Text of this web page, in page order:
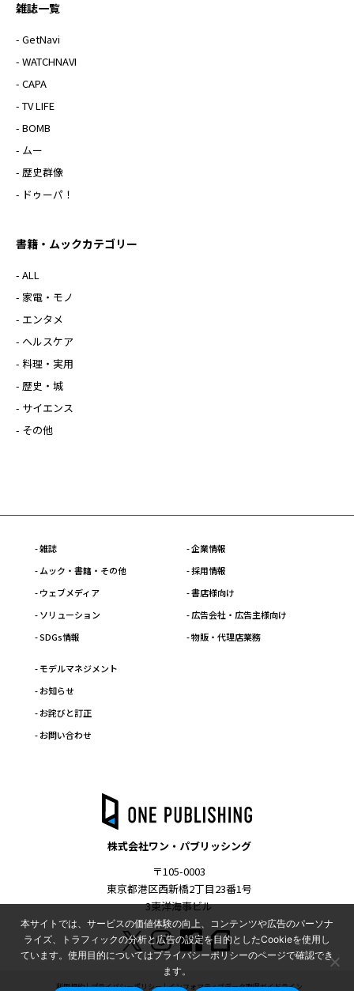
雑誌一覧
- GetNavi
- WATCHNAVI
- CAPA
- TV LIFE
- BOMB
- ムー
- 歴史群像
- ドゥーパ！
書籍・ムックカテゴリー
- ALL
- 家電・モノ
- エンタメ
- ヘルスケア
- 料理・実用
- 歴史・城
- サイエンス
- その他
- 雑誌
- ムック・書籍・その他
- ウェブメディア
- ソリューション
- SDGs情報
- 企業情報
- 採用情報
- 書店様向け
- 広告会社・広告主様向け
- 物販・代理店業務
- モデルマネジメント
- お知らせ
- お詫びと訂正
- お問い合わせ
株式会社ワン・パブリッシング
〒105-0003
東京都港区西新橋2丁目23番1号
3東洋海事ビル
利用規約 プライバシーポリシー インフォマティブデータ取得ガイドライン
本サイトでは、サービスの価値体験の向上、コンテンツや広告のパーソナ
ライズ、トラフィックの分析と広告の設定を目的としたCookieを使用し
ています。使用目的についてはプライバシーポリシーのページで確認でき
ます。